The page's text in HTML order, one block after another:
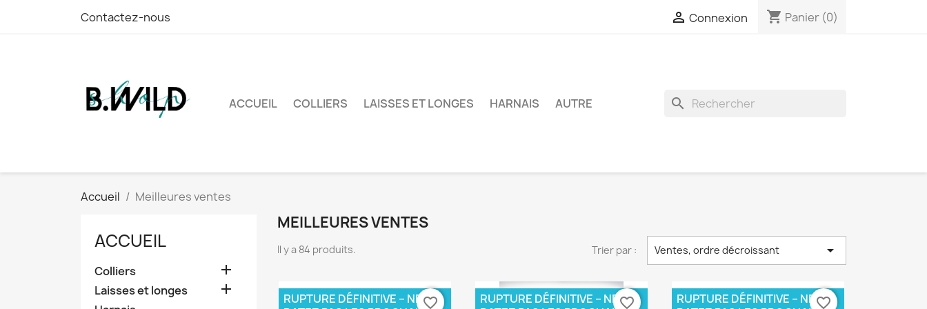
Contactez-nous  Connexion shopping_cart Panier (0)
ACCUEIL COLLIERS LAISSES ET LONGES HARNAIS AUTRE search
Accueil Meilleures ventes
ACCUEIL
Colliers 
Laisses et longes 
MEILLEURES VENTES
Il y a 84 produits. Trier par : Ventes, ordre décroissant 
RUPTURE DÉFINITIVE – NE favorite_border
RUPTURE DÉFINITIVE – NE favorite_border
RUPTURE DÉFINITIVE – NE favorite_border